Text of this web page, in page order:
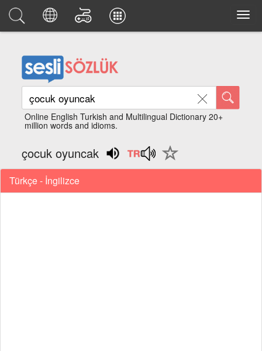
Online English Turkish and Multilingual Dictionary 20+
million words and idioms.
çocuk oyuncak
Türkçe - İngilizce